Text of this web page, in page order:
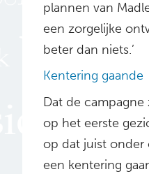
plannen van
een zorgelijke
beter dan niets.’
Kentering gaande
Dat de
op het eerste
op dat juist onder
een kentering